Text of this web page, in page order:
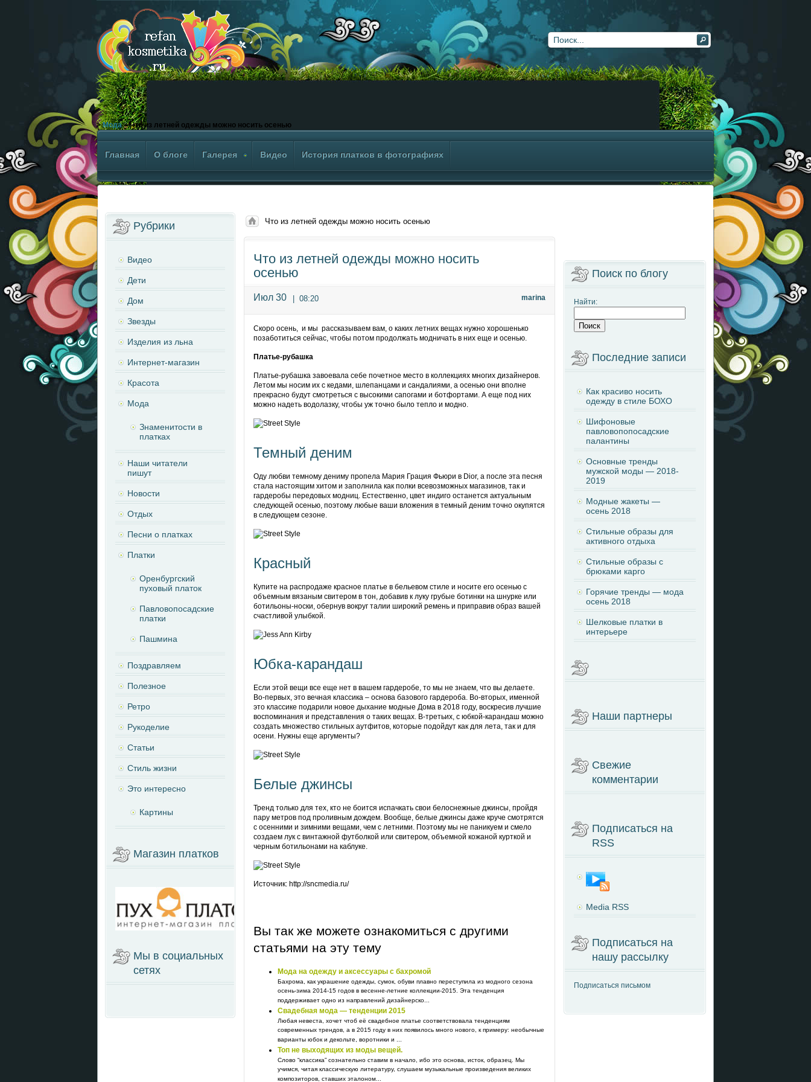
>Мода> Что из летней одежды можно носить осенью
Главная О блоге Галерея Видео История платков в фотографиях
Что из летней одежды можно носить осенью
Что из летней одежды можно носить
осенью
marina
Июл 30 08:20
Скоро осень, и мы рассказываем вам, о каких летних вещах нужно хорошенько
позаботиться сейчас, чтобы потом продолжать модничать в них еще и осенью.
Платье-рубашка
Платье-рубашка завоевала себе почетное место в коллекциях многих дизайнеров.
Летом мы носим их с кедами, шлепанцами и сандалиями, а осенью они вполне
прекрасно будут смотреться с высокими сапогами и ботфортами. А еще под них
можно надеть водолазку, чтобы уж точно было тепло и модно.
Темный деним
Оду любви темному дениму пропела Мария Грация Фьюри в Dior, а после эта песня
стала настоящим хитом и заполнила как полки всевозможных магазинов, так и
гардеробы передовых модниц. Естественно, цвет индиго останется актуальным
следующей осенью, поэтому любые ваши вложения в темный деним точно окупятся
в следующем сезоне.
Красный
Купите на распродаже красное платье в бельевом стиле и носите его осенью с
объемным вязаным свитером в тон, добавив к луку грубые ботинки на шнурке или
ботильоны-носки, обернув вокруг талии широкий ремень и приправив образ вашей
счастливой улыбкой.
Юбка-карандаш
Если этой вещи все еще нет в вашем гардеробе, то мы не знаем, что вы делаете.
Во-первых, это вечная классика – основа базового гардероба. Во-вторых, именной
это классике подарили новое дыхание модные Дома в 2018 году, воскресив лучшие
воспоминания и представления о таких вещах. В-третьих, с юбкой-карандаш можно
создать множество стильных аутфитов, которые подойдут как для лета, так и для
осени. Нужны еще аргументы?
Белые джинсы
Тренд только для тех, кто не боится испачкать свои белоснежные джинсы, пройдя
пару метров под проливным дождем. Вообще, белые джинсы даже круче смотрятся
с осенними и зимними вещами, чем с летними. Поэтому мы не паникуем и смело
создаем лук с винтажной футболкой или свитером, объемной кожаной курткой и
черным ботильонами на каблуке.
Источник: http://sncmedia.ru/
Вы так же можете ознакомиться с другими
статьями на эту тему
Мода на одежду и аксессуары с бахромой
Бахрома, как украшение одежды, сумок, обуви плавно переступила из модного сезона
осень-зима 2014-15 годов в весенне-летние коллекции-2015. Эта тенденция
поддерживает одно из направлений дизайнерско...
Свадебная мода — тенденции 2015
Любая невеста, хочет чтоб её свадебное платье соответствовала тенденциям
современных трендов, а в 2015 году в них появилось много нового, к примеру: необычные
варианты юбок и декольте, воротники и ...
Топ не выходящих из моды вещей.
Слово “классика” сознательно ставим в начало, ибо это основа, исток, образец. Мы
учимся, читая классическую литературу, слушаем музыкальные произведения великих
композиторов, ставших эталоном...
Рубрики
Видео
Дети
Дом
Звезды
Изделия из льна
Интернет-магазин
Красота
Мода
Знаменитости в
платках
Наши читатели
пишут
Новости
Отдых
Песни о платках
Платки
Оренбургский
пуховый платок
Павловопосадские
платки
Пашмина
Поздравляем
Полезное
Ретро
Рукоделие
Статьи
Стиль жизни
Это интересно
Картины
Магазин платков
Мы в социальных
сетях
Поиск по блогу
Найти:
Последние записи
Как красиво носить
одежду в стиле БОХО
Шифоновые
павловопопосадские
палантины
Основные тренды
мужской моды — 2018-
2019
Модные жакеты —
осень 2018
Стильные образы для
активного отдыха
Стильные образы с
брюками карго
Горячие тренды — мода
осень 2018
Шелковые платки в
интерьере
Наши партнеры
Свежие
комментарии
Подписаться на
RSS
Media RSS
Подписаться на
нашу рассылку
Подписаться письмом